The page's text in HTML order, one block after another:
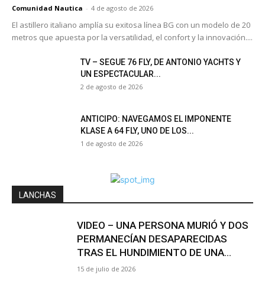
Comunidad Nautica - 4 de agosto de 2026
El astillero italiano amplía su exitosa línea BG con un modelo de 20
metros que apuesta por la versatilidad, el confort y la innovación....
TV – SEGUE 76 FLY, DE ANTONIO YACHTS Y
UN ESPECTACULAR...
2 de agosto de 2026
ANTICIPO: NAVEGAMOS EL IMPONENTE
KLASE A 64 FLY, UNO DE LOS...
1 de agosto de 2026
LANCHAS
VIDEO – UNA PERSONA MURIÓ Y DOS
PERMANECÍAN DESAPARECIDAS
TRAS EL HUNDIMIENTO DE UNA...
15 de julio de 2026